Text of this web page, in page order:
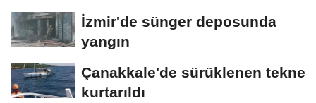
İzmir'de sünger deposunda
yangın
Çanakkale'de sürüklenen tekne
kurtarıldı